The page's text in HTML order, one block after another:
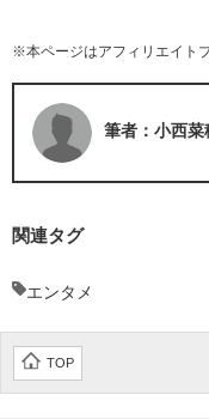
※本ページはアフィリエイト
筆者：小西菜
関連タグ
エンタメ
TOP